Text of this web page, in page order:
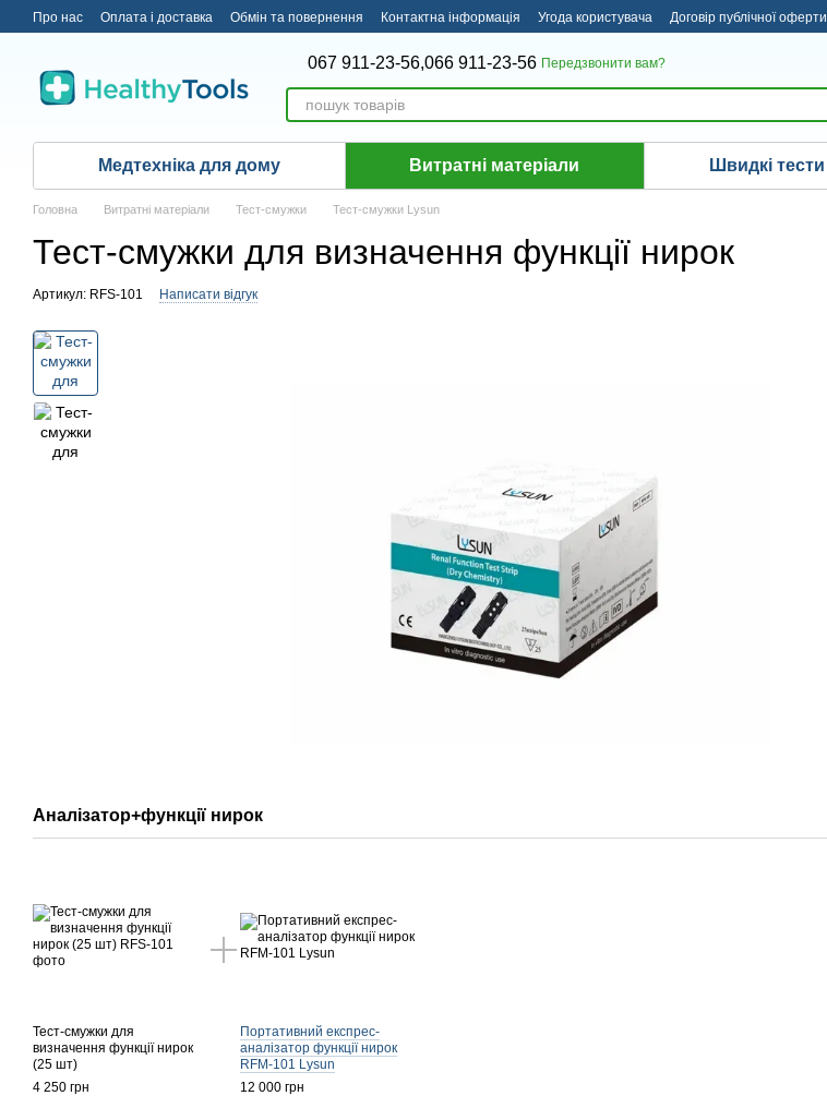
Перейти до основного контенту
Про нас Оплата і доставка Обмін та повернення Контактна інформація Угода користувача Договір публічної оферти
067 911-23-56,066 911-23-56 Передзвонити вам?
Медтехніка для дому Витратні матеріали Швидкі тести
Головна Витратні матеріали Тест-смужки Тест-смужки Lysun
Тест-смужки для визначення функції нирок
Артикул: RFS-101 Написати відгук
Аналізатор+функції нирок
Тест-смужки для
визначення функції нирок
(25 шт)
4 250 грн
Портативний експрес-
аналізатор функції нирок
RFM-101 Lysun
12 000 грн